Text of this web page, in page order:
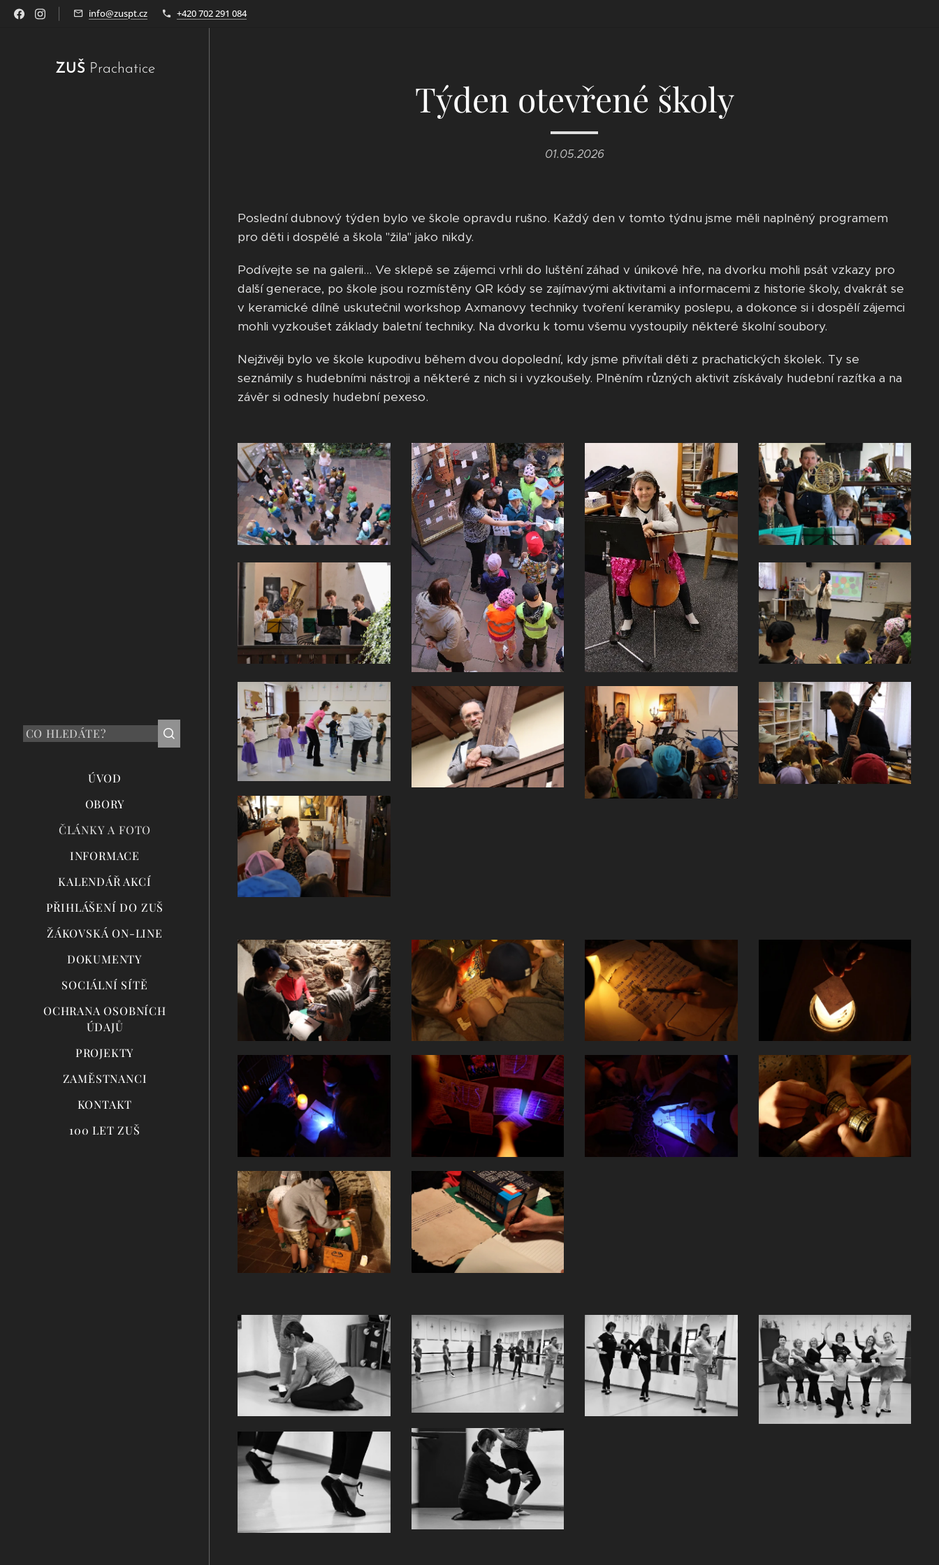
info@zuspt.cz +420 702 291 084
ZUŠ Prachatice
ÚVOD
OBORY
ČLÁNKY A FOTO
INFORMACE
KALENDÁŘ AKCÍ
PŘIHLÁŠENÍ DO ZUŠ
ŽÁKOVSKÁ ON-LINE
DOKUMENTY
SOCIÁLNÍ SÍTĚ
OCHRANA OSOBNÍCH
ÚDAJŮ
PROJEKTY
ZAMĚSTNANCI
KONTAKT
100 LET ZUŠ
Týden otevřené školy
01.05.2026
Poslední dubnový týden bylo ve škole opravdu rušno. Každý den v tomto týdnu jsme měli naplněný programem
pro děti i dospělé a škola "žila" jako nikdy.
Podívejte se na galerii... Ve sklepě se zájemci vrhli do luštění záhad v únikové hře, na dvorku mohli psát vzkazy pro
další generace, po škole jsou rozmístěny QR kódy se zajímavými aktivitami a informacemi z historie školy, dvakrát se
v keramické dílně uskutečnil workshop Axmanovy techniky tvoření keramiky poslepu, a dokonce si i dospělí zájemci
mohli vyzkoušet základy baletní techniky. Na dvorku k tomu všemu vystoupily některé školní soubory.
Nejživěji bylo ve škole kupodivu během dvou dopolední, kdy jsme přivítali děti z prachatických školek. Ty se
seznámily s hudebními nástroji a některé z nich si i vyzkoušely. Plněním různých aktivit získávaly hudební razítka a na
závěr si odnesly hudební pexeso.